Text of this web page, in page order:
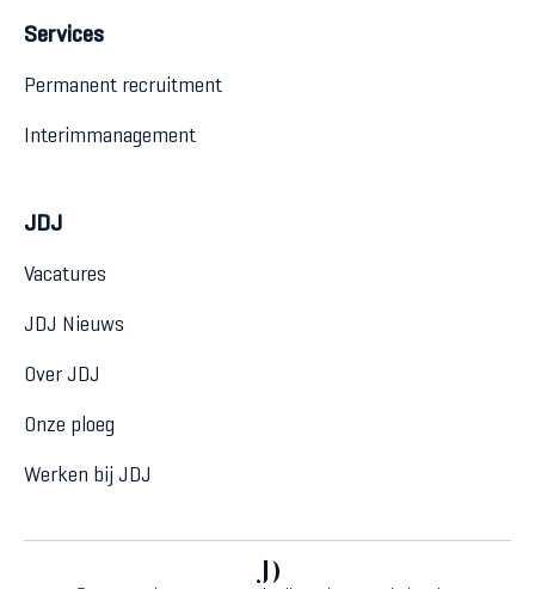
Services
Permanent recruitment
Interimmanagement
JDJ
Vacatures
JDJ Nieuws
Over JDJ
Onze ploeg
Werken bij JDJ